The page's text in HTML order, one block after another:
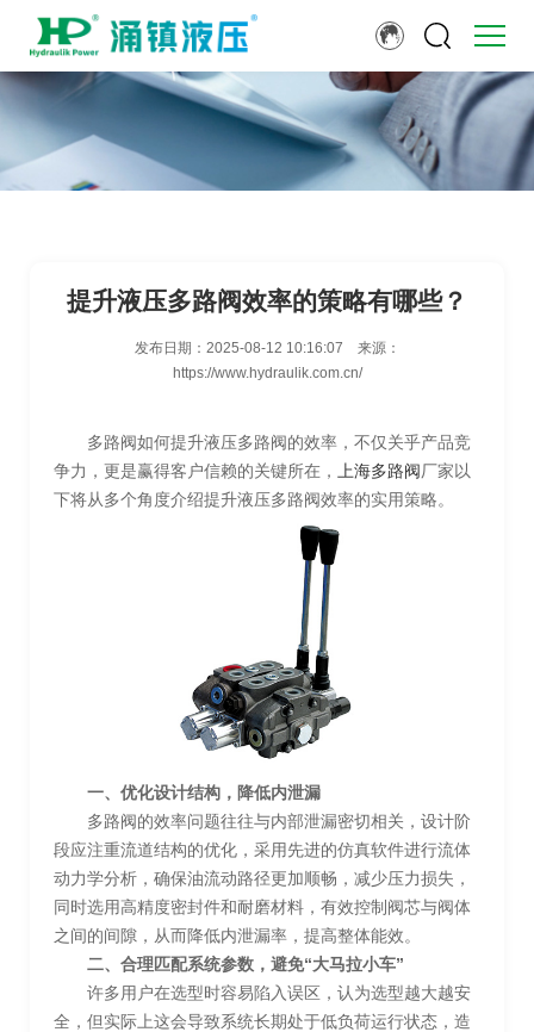
提升液压多路阀效率的策略有哪些？
发布日期： 2025-08-12 10:16:07
来源：
https://www.hydraulik.com.cn/
多路阀如何提升液压多路阀的效率，不仅关乎产品竞
争力，更是赢得客户信赖的关键所在，
上海多路阀厂家以
下将从多个角度介绍提升液压多路阀效率的实用策略。
一、优化设计结构，降低内泄漏
多路阀的效率问题往往与内部泄漏密切相关，设计阶
段应注重流道结构的优化，采用先进的仿真软件进行流体
动力学分析，确保油流动路径更加顺畅，减少压力损失，
同时选用高精度密封件和耐磨材料，有效控制阀芯与阀体
之间的间隙，从而降低内泄漏率，提高整体能效。
二、合理匹配系统参数，避免“大马拉小车”
许多用户在选型时容易陷入误区，认为选型越大越安
全，但实际上这会导致系统长期处于低负荷运行状态，造